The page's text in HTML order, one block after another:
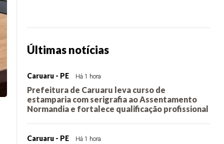
Últimas notícias
Caruaru - PE Há 1 hora
Prefeitura de Caruaru leva curso de
estamparia com serigrafia ao Assentamento
Normandia e fortalece qualificação profissional
Caruaru - PE Há 1 hora